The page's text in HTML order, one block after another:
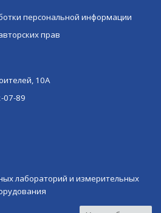
персональной информации
прав
10А
07-89
лабораторий и измерительных